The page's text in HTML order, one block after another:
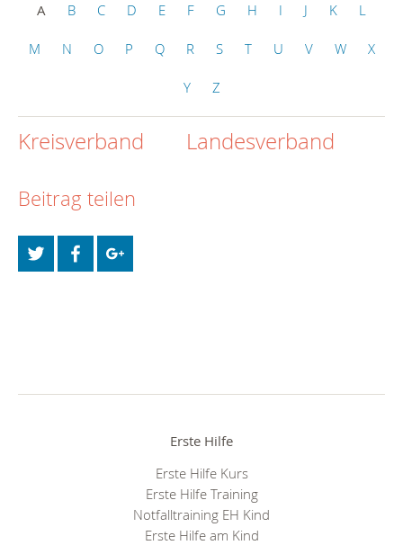
A B C D E F G H I J K L
M N O P Q R S T U V W X
Y Z
Kreisverband Landesverband
Beitrag teilen
Erste Hilfe
Erste Hilfe Kurs
Erste Hilfe Training
Notfalltraining EH Kind
Erste Hilfe am Kind